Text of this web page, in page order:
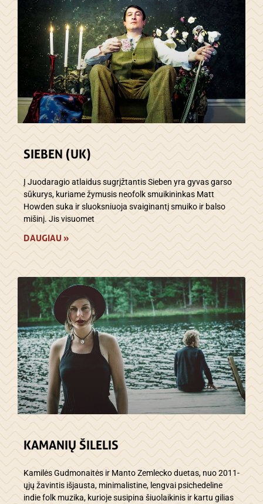
SIEBEN (UK)
Į Juodaragio atlaidus sugrįžtantis Sieben yra gyvas garso
sūkurys, kuriame žymusis neofolk smuikininkas Matt
Howden suka ir sluoksniuoja svaiginantį smuiko ir balso
mišinį. Jis visuomet
DAUGIAU »
KAMANIŲ ŠILELIS
Kamilės Gudmonaitės ir Manto Zemlecko duetas, nuo 2011-
ųjų žavintis išjausta, minimalistine, lengvai psichedeline
indie folk muzika, kurioje susipina šiuolaikinis ir kartu gilias